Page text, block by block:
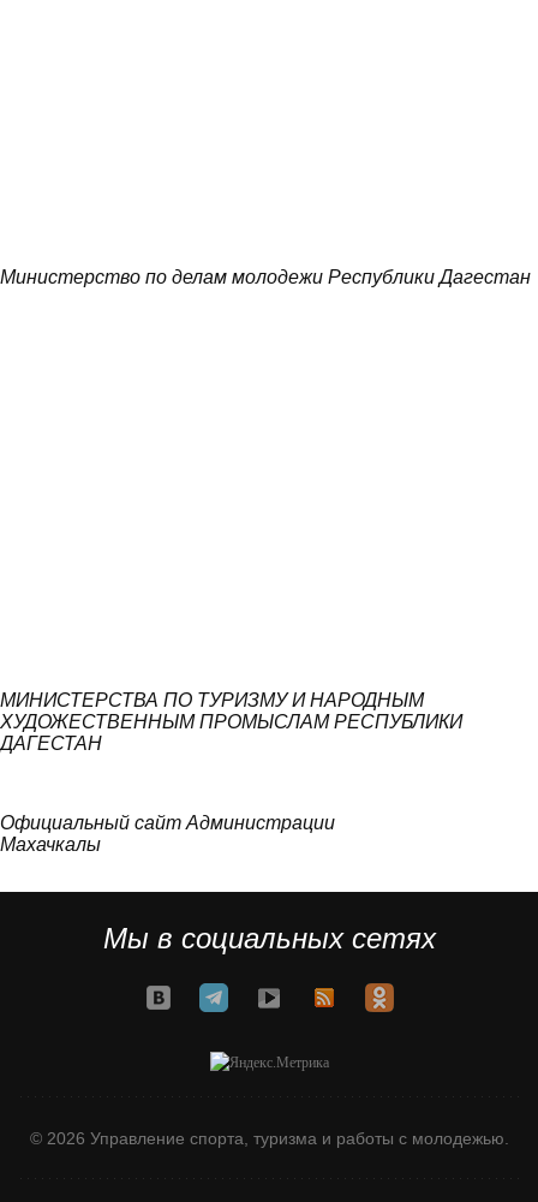
Министерство по делам молодежи Республики Дагестан
МИНИСТЕРСТВА ПО ТУРИЗМУ И НАРОДНЫМ
ХУДОЖЕСТВЕННЫМ ПРОМЫСЛАМ РЕСПУБЛИКИ
ДАГЕСТАН
Официальный сайт Администрации
Махачкалы
Мы в социальных сетях
© 2026 Управление спорта, туризма и работы с молодежью.